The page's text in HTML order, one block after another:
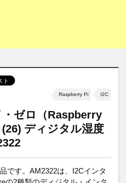
Raspberry Pi I2C
ゼロ（Raspberry
ディジタル湿度
です。AM2322は、I2Cインタ